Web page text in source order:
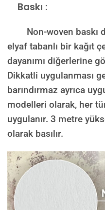
Baskı :
Non-woven baskı
elyaf tabanlı bir kağıt
dayanımı diğerlerine
Dikkatli uygulanması
barındırmaz ayrıca
modelleri olarak, her
uygulanır. 3 metre
olarak basılır.